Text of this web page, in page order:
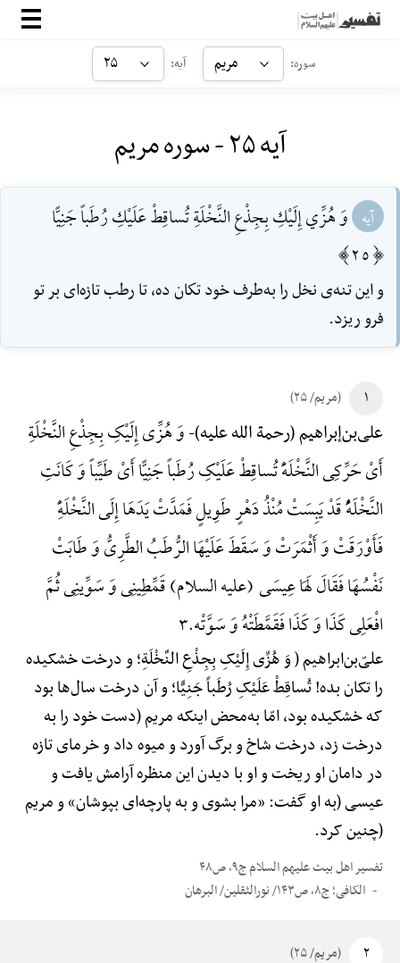
صفحه‌اصلی
سوره: مریم آیه: ۲۵
آیه ۲۵ - سوره مریم
آیه وَ هُزِّي إِلَيْكِ بِجِذْعِ النَّخْلَةِ تُساقِطْ عَلَيْكِ رُطَباً جَنِيًّا
[25]
و اين تنه‌ی نخل را به‌طرف خود تكان ده، تا رطب تازه‌اى بر تو
فرو ريزد.
۱ (مریم/ ۲۵)
علی‌بن‌إبراهیم (رحمة الله علیه)-وَ هُزِّی إِلَیْکِ بِجِذْعِ النَّخْلَةِ
أَیْ حَرِّکِی النَّخْلَهًَْ تُساقِطْ عَلَیْکِ رُطَباً جَنِیًّا أَیْ طَیِّباً وَ کَانَتِ
النَّخْلَهًُْ قَدْ یَبِسَتْ مُنْذُ دَهْرٍ طَوِیلٍ فَمَدَّتْ یَدَهَا إِلَی النَّخْلَهًِْ
فَأَوْرَقَتْ وَ أَثْمَرَتْ وَ سَقَطَ عَلَیْهَا الرُّطَبُ الطَّرِیُّ وَ طَابَتْ
نَفْسُهَا فَقَالَ لَهَا عِیسَی (علیه السلام) قَمِّطِینِی وَ سَوِّینِی ثُمَّ
افْعَلِی کَذَا وَ کَذَا فَقَمَّطَتْهُ وَ سَوَّتْه.3
علیّ‌بن‌ابراهیم ( وَ هُزِّی إِلَیْکِ بِجِذْعِ النَّخْلَةِ؛ و درخت خشکیده
را تکان بده! تُساقِطْ عَلَیْکِ رُطَباً جَنِیًّا؛ و آن درخت سال‌ها بود
که خشکیده بود، امّا به‌محض اینکه مریم (دست خود را به
درخت زد، درخت شاخ و برگ آورد و میوه داد و خرمای تازه
در دامان او ریخت و او با دیدن این منظره آرامش یافت و
عیسی (به او گفت: «مرا بشوی و به پارچه‌ای بپوشان» و مریم
(چنین کرد.
تفسیر اهل بیت علیهم السلام ج۹، ص۴۸
الکافی؛ ج۸، ص۱۴۳/ نورالثقلین/ البرهان
۲ (مریم/ ۲۵)